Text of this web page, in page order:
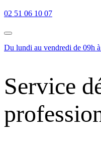
02 51 06 10 07
Du lundi au vendredi de 09h
Service